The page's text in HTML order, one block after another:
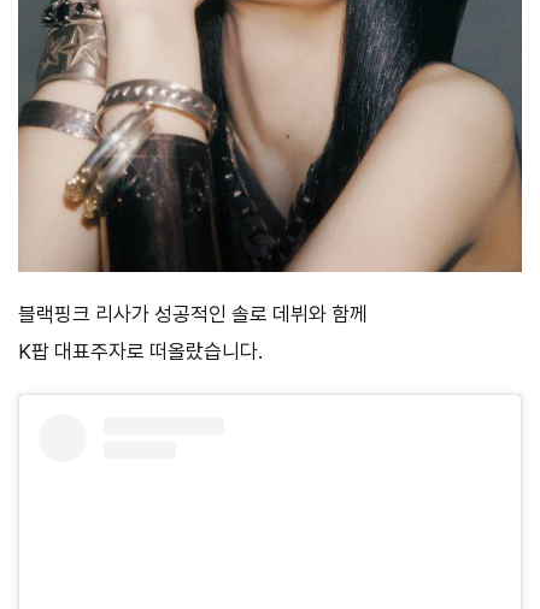
블랙핑크 리사가 성공적인 솔로 데뷔와 함께
K팝 대표주자로 떠올랐습니다.